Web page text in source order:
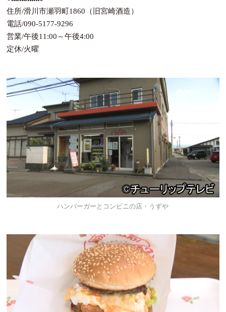
住所/滑川市瀬羽町1860（旧宮崎酒造）
電話/090-5177-9296
営業/午後11:00～午後4:00
定休/火曜
ハンバーガーとコンビニの店・うずや